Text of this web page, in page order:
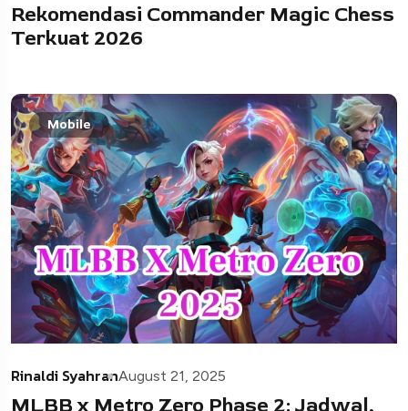
Rekomendasi Commander Magic Chess
Terkuat 2026
Mobile
Rinaldi SyahranAugust 21, 2025
MLBB x Metro Zero Phase 2: Jadwal,